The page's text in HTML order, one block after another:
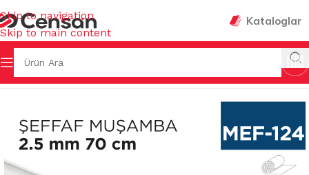
Skip to navigation
Skip to main content
Kataloglar
MASA MUŞAMBALARI & ÖRTÜLERİ & MANDALLARI